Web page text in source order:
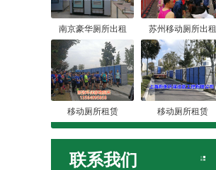
南京豪华厕所出租 苏州移动厕所出租
移动厕所租赁 移动厕所租赁
联系我们